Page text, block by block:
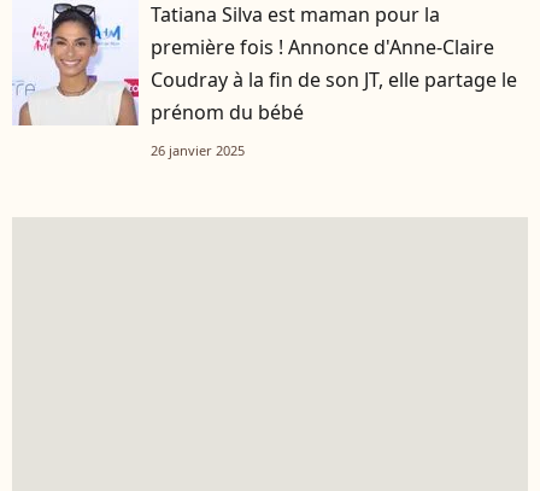
Tatiana Silva est maman pour la
première fois ! Annonce d'Anne-Claire
Coudray à la fin de son JT, elle partage le
prénom du bébé
26 janvier 2025